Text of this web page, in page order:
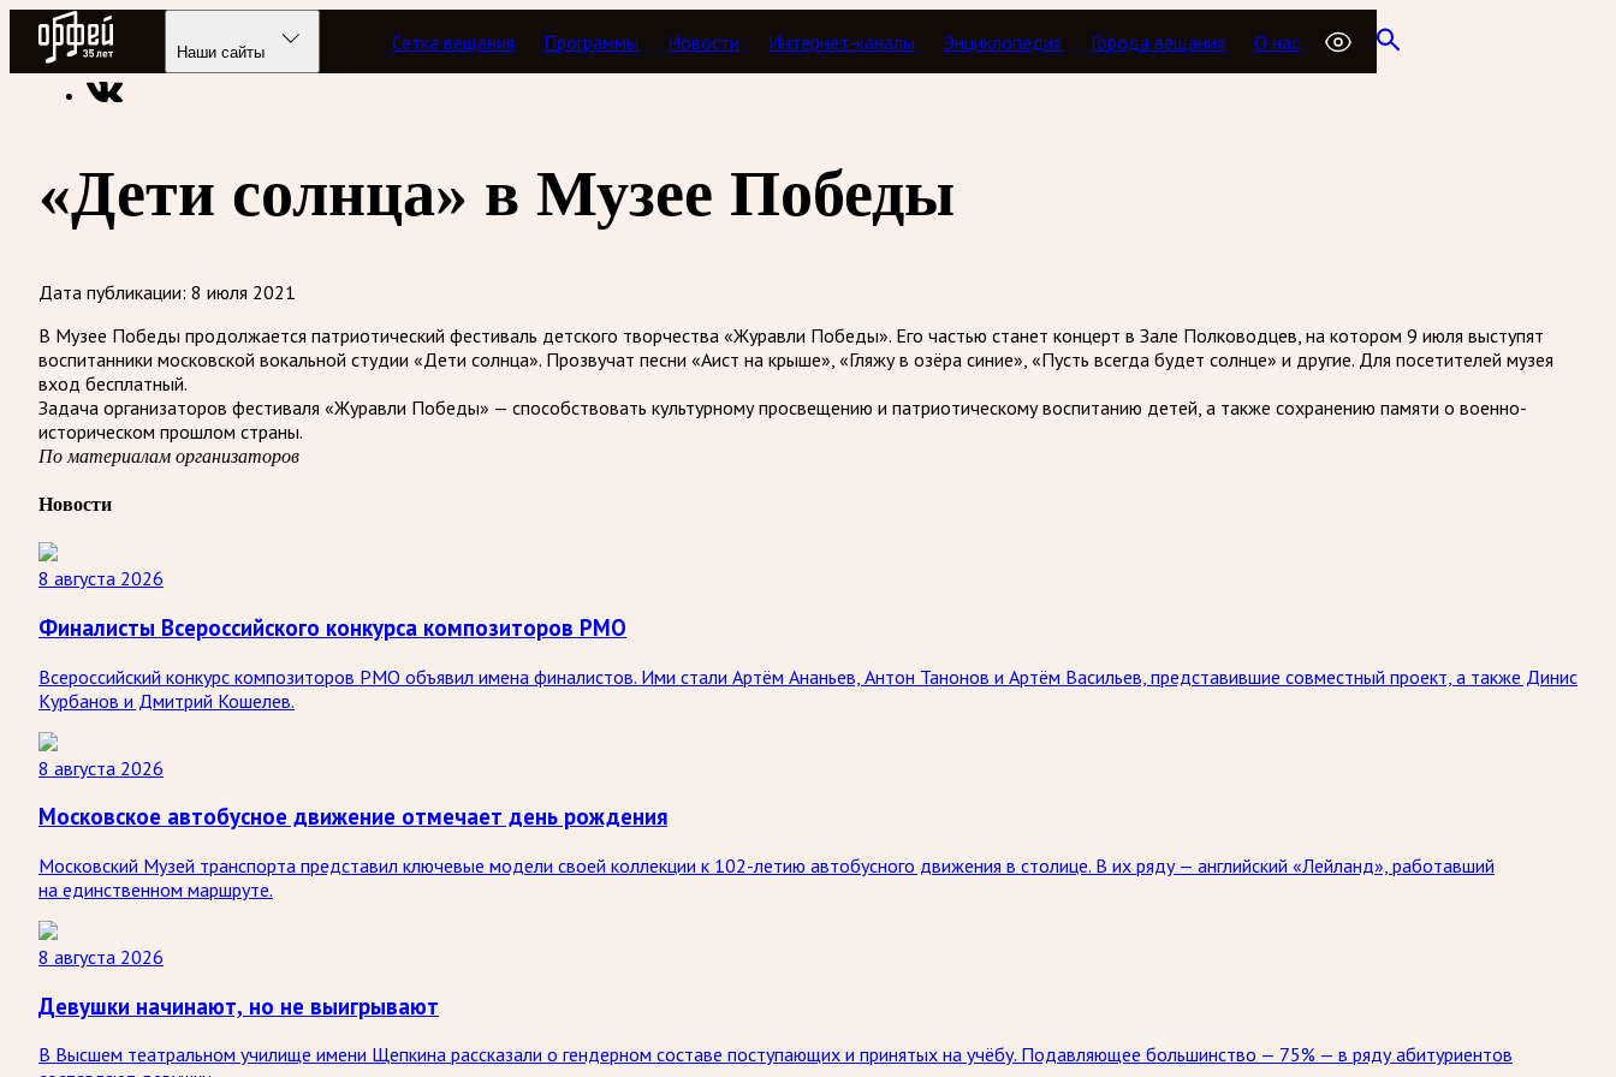
Радио Орфей
Наши сайты Сетка вещания Программы Новости Интернет-каналы Энциклопедия Города вещания О нас
Радио классической музыки «Орфей» Новости
«Дети солнца» в Музее Победы
Дата публикации: 8 июля 2021
В Музее Победы продолжается патриотический фестиваль детского творчества «Журавли Победы». Его частью станет концерт в Зале Полководцев, на котором 9 июля выступят
воспитанники московской вокальной студии «Дети солнца». Прозвучат песни «Аист на крыше», «Гляжу в озёра синие», «Пусть всегда будет солнце» и другие. Для посетителей музея
вход бесплатный.
Задача организаторов фестиваля «Журавли Победы» — способствовать культурному просвещению и патриотическому воспитанию детей, а также сохранению памяти о военно-
историческом прошлом страны.
По материалам организаторов
Новости
8 августа 2026
Финалисты Всероссийского конкурса композиторов РМО
Всероссийский конкурс композиторов РМО объявил имена финалистов. Ими стали Артём Ананьев, Антон Танонов и Артём Васильев, представившие совместный проект, а также Динис
Курбанов и Дмитрий Кошелев.
8 августа 2026
Московское автобусное движение отмечает день рождения
Московский Музей транспорта представил ключевые модели своей коллекции к 102-летию автобусного движения в столице. В их ряду — английский «Лейланд», работавший
на единственном маршруте.
8 августа 2026
Девушки начинают, но не выигрывают
В Высшем театральном училище имени Щепкина рассказали о гендерном составе поступающих и принятых на учёбу. Подавляющее большинство — 75% — в ряду абитуриентов